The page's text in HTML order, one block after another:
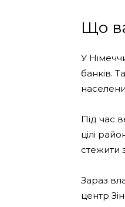
Що
У
банків.
Під час
цілі
стежити
Зараз
центр